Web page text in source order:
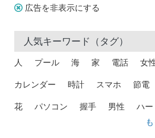
広告を非表示にする
人気キーワード（タグ）
人 プール 海 家 電話 女
カレンダー 時計 スマホ 節電
花 パソコン 握手 男性 ハー
トラック